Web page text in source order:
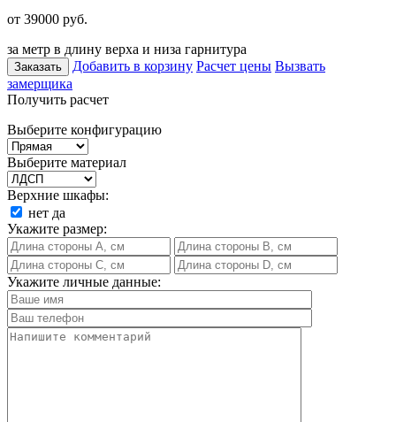
от 39000 руб.
за метр в длину верха и низа гарнитура
Заказать Добавить в корзину Расчет цены Вызвать
замерщика
Получить расчет
Выберите конфигурацию
Выберите материал
Верхние шкафы:
нет да
Укажите размер:
Укажите личные данные: